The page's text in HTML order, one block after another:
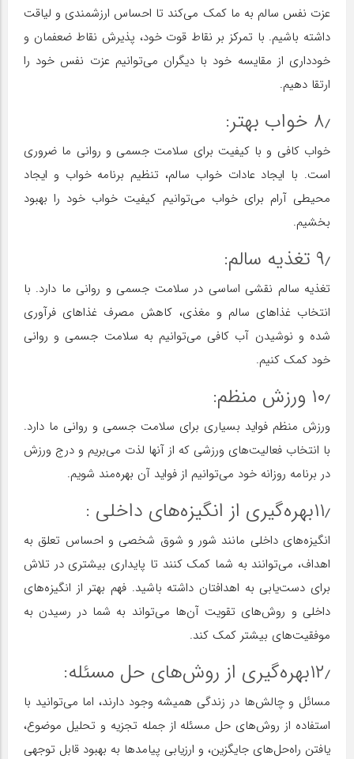
عزت نفس سالم به ما کمک می‌کند تا احساس ارزشمندی و لیاقت
داشته باشیم. با تمرکز بر نقاط قوت خود، پذیرش نقاط ضعفمان و
خودداری از مقایسه خود با دیگران می‌توانیم عزت نفس خود را
ارتقا دهیم.
۸٫ خواب بهتر:
خواب کافی و با کیفیت برای سلامت جسمی و روانی ما ضروری
است. با ایجاد عادات خواب سالم، تنظیم برنامه خواب و ایجاد
محیطی آرام برای خواب می‌توانیم کیفیت خواب خود را بهبود
بخشیم.
۹٫ تغذیه سالم:
تغذیه سالم نقشی اساسی در سلامت جسمی و روانی ما دارد. با
انتخاب غذاهای سالم و مغذی، کاهش مصرف غذاهای فرآوری
شده و نوشیدن آب کافی می‌توانیم به سلامت جسمی و روانی
خود کمک کنیم.
۱۰٫ ورزش منظم:
ورزش منظم فواید بسیاری برای سلامت جسمی و روانی ما دارد.
با انتخاب فعالیت‌های ورزشی که از آنها لذت می‌بریم و درج ورزش
در برنامه روزانه خود می‌توانیم از فواید آن بهره‌مند شویم.
۱۱٫بهره‌گیری از انگیزه‌های داخلی :
انگیزه‌های داخلی مانند شور و شوق شخصی و احساس تعلق به
اهداف، می‌توانند به شما کمک کنند تا پایداری بیشتری در تلاش
برای دست‌یابی به اهدافتان داشته باشید. فهم بهتر از انگیزه‌های
داخلی و روش‌های تقویت آن‌ها می‌تواند به شما در رسیدن به
موفقیت‌های بیشتر کمک کند.
۱۲٫بهره‌گیری از روش‌های حل مسئله:
مسائل و چالش‌ها در زندگی همیشه وجود دارند، اما می‌توانید با
استفاده از روش‌های حل مسئله از جمله تجزیه و تحلیل موضوع،
یافتن راه‌حل‌های جایگزین، و ارزیابی پیامدها به بهبود قابل توجهی